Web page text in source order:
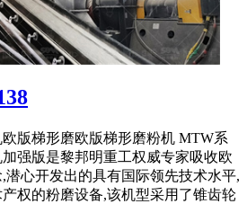
版梯形磨欧版梯形磨粉机 MTW系
强版是黎邦明重工权威专家吸收欧
潜心开发出的具有国际领先技术水平,
权的粉磨设备,该机型采用了锥齿轮